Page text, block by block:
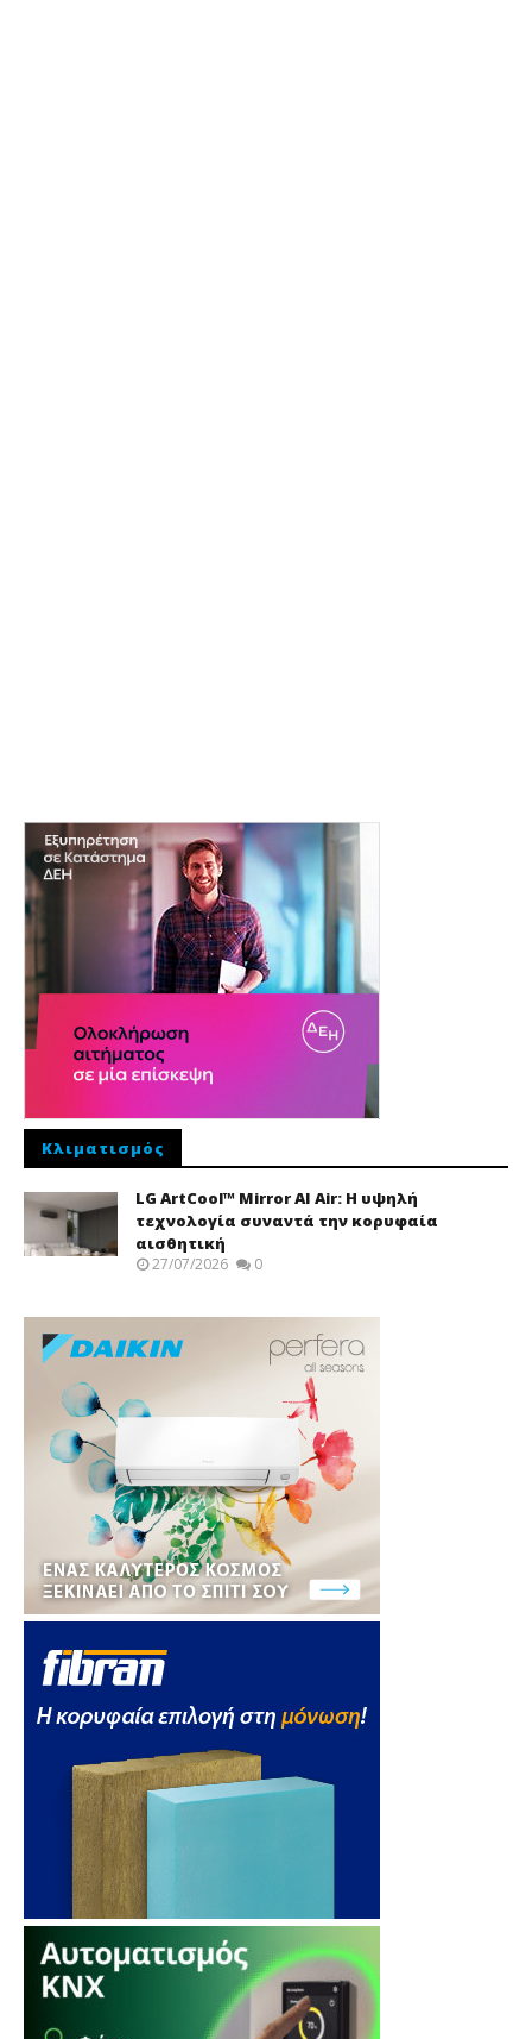
Κλιματισμός
LG ArtCool™ Mirror AI Air: Η υψηλή
τεχνολογία συναντά την κορυφαία
αισθητική
27/07/2026 0